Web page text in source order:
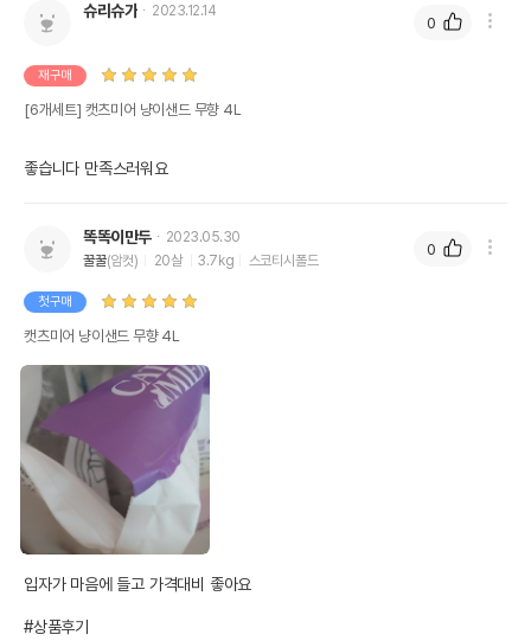
슈리슈가 2023.12.14
재구매
[6개세트] 캣츠미어 냥이샌드 무향 4L
좋습니다 만족스러워요
0
똑똑이만두
2023.05.30
꿀꿀(암컷) 20살 3.7kg 스코티시폴드
첫구매
캣츠미어 냥이샌드 무향 4L
입자가 마음에 들고 가격대비 좋아요
#상품후기
0